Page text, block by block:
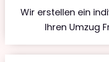
Wir erstellen ein
Ihren Umzug